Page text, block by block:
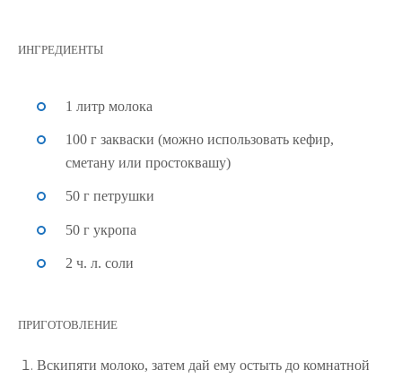
ИНГРЕДИЕНТЫ
1 литр молока
100 г закваски (можно использовать кефир,
сметану или простоквашу)
50 г петрушки
50 г укропа
2 ч. л. соли
ПРИГОТОВЛЕНИЕ
Вскипяти молоко, затем дай ему остыть до комнатной